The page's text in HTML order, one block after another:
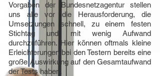
Vorgaben der Bundesnetzagentur stellen
uns alle vor die Herausforderung, die
Umsetzungen schnell, zu einem festen
Stichtag und mit wenig Aufwand
durchzuführen. Hier können oftmals kleine
Erleichterungen bei den Testern bereits eine
große Auswirkung auf den Gesamtaufwand
der Tests haben.